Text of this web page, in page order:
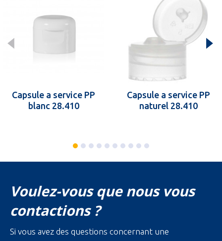
Capsule a service PP
blanc 28.410
Capsule a service PP
naturel 28.410
Voulez-vous que nous vous
contactions ?
Si vous avez des questions concernant une